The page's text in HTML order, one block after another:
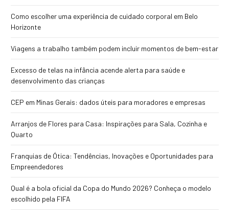
Como escolher uma experiência de cuidado corporal em Belo
Horizonte
Viagens a trabalho também podem incluir momentos de bem-estar
Excesso de telas na infância acende alerta para saúde e
desenvolvimento das crianças
CEP em Minas Gerais: dados úteis para moradores e empresas
Arranjos de Flores para Casa: Inspirações para Sala, Cozinha e
Quarto
Franquias de Ótica: Tendências, Inovações e Oportunidades para
Empreendedores
Qual é a bola oficial da Copa do Mundo 2026? Conheça o modelo
escolhido pela FIFA